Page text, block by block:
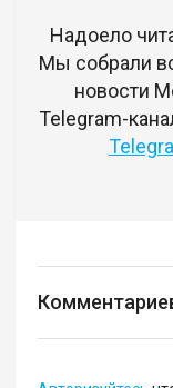
Надоело
Мы собрали
новости
Telegram-